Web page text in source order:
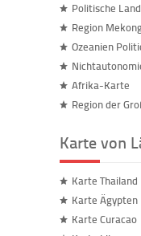
Politische
Region
Ozeanien
Afrika-Karte
Region der
Karte von
Karte Thailand
Karte Ägypten
Karte Curacao